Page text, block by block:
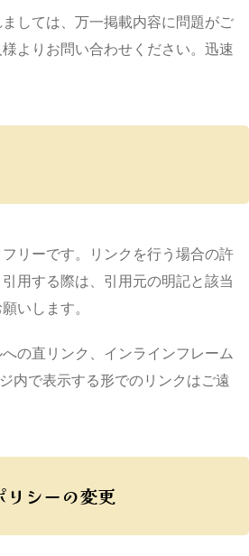
しては、万一掲載内容に問題がご
よりお問い合わせください。迅速
リーです。リンクを行う場合の許
用する際は、引用元の明記と該当
いします。
の直リンク、インラインフレーム
内で表示する形でのリンクはご遠
リシーの変更